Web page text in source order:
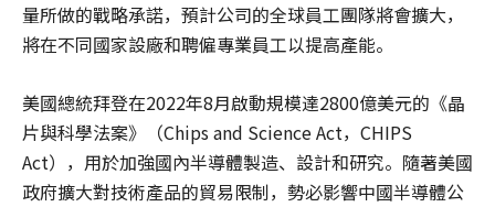
量所做的戰略承諾，預計公司的全球員工團隊將會擴大，
將在不同國家設廠和聘僱專業員工以提高產能。
美國總統拜登在2022年8月啟動規模達2800億美元的《晶
片與科學法案》（Chips and Science Act，CHIPS
Act），用於加強國內半導體製造、設計和研究。隨著美國
政府擴大對技術產品的貿易限制，勢必影響中國半導體公